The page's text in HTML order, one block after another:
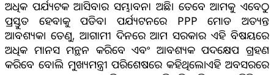
ଅଧିକ ପର୍ଯ୍ୟଟକ ଆସିବାର ସମ୍ଭାବନା ଅଛି। ତେବେ ଆମକୁ ଏବେଠୁ
ପ୍ରସ୍ତୁତ ହେବାକୁ ପଡିବ। ପର୍ଯ୍ୟଟନରେ PPP ମୋଡ ଅତ୍ୟନ୍ତ
ଆବଶ୍ୟକ। ତେଣୁ, ଆଗାମୀ ଦିନରେ ଆମ ସରକାର ଏହି ବିଷୟରେ
ଅଧିକ ମାନସ ମନ୍ଥନ କରିବେ ଏବଂ ଆବଶ୍ୟକ ପଦକ୍ଷେପ ଗ୍ରହଣ
କରିବେ ବୋଲି ମୁଖ୍ୟମନ୍ତ୍ରୀ ପରିଶେଷରେ କହିଥିଲେ।ଏହି ଅବସରରେ